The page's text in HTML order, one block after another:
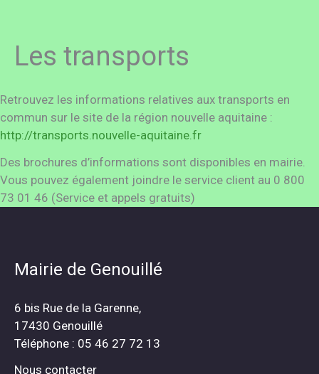
Les transports
Retrouvez les informations relatives aux transports en
commun sur le site de la région nouvelle aquitaine :
http://transports.nouvelle-aquitaine.fr
Des brochures d’informations sont disponibles en mairie.
Vous pouvez également joindre le service client au 0 800
73 01 46 (Service et appels gratuits)
Mairie de Genouillé
6 bis Rue de la Garenne,
17430 Genouillé
Téléphone : 05 46 27 72 13
Nous contacter